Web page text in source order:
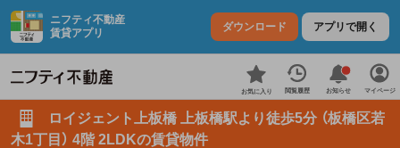
ニフティ不動産
賃貸アプリ
ダウンロード アプリで開く
お気に入り 閲覧履歴 お知らせ マイページ
ロイジェント上板橋 上板橋駅より徒歩5分 （板橋区若
木1丁目） 4階 2LDKの賃貸物件